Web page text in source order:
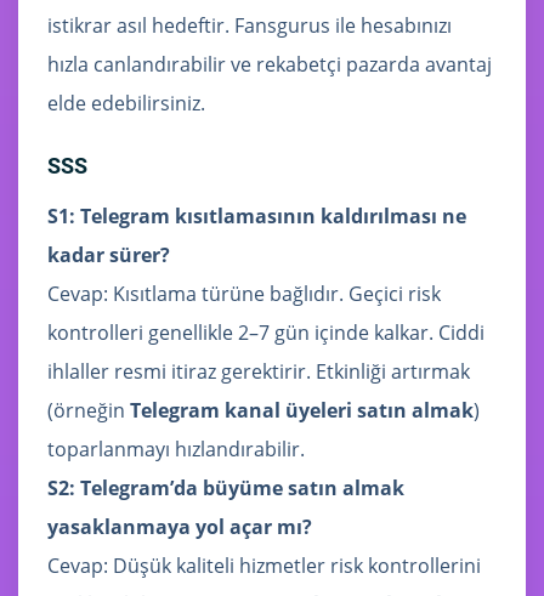
istikrar asıl hedeftir. Fansgurus ile hesabınızı
hızla canlandırabilir ve rekabetçi pazarda avantaj
elde edebilirsiniz.
SSS
S1: Telegram kısıtlamasının kaldırılması ne
kadar sürer?
Cevap: Kısıtlama türüne bağlıdır. Geçici risk
kontrolleri genellikle 2–7 gün içinde kalkar. Ciddi
ihlaller resmi itiraz gerektirir. Etkinliği artırmak
(örneğin Telegram kanal üyeleri satın almak)
toparlanmayı hızlandırabilir.
S2: Telegram’da büyüme satın almak
yasaklanmaya yol açar mı?
Cevap: Düşük kaliteli hizmetler risk kontrollerini